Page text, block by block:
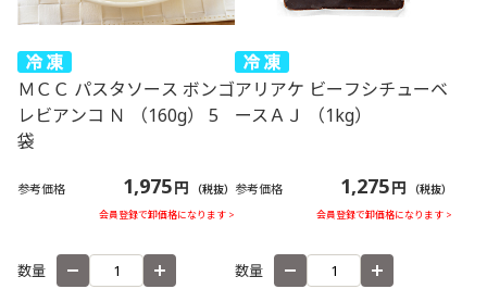
ＭＣＣ パスタソース ボンゴ
レビアンコ Ｎ （160g） 5
袋
参考価格 1,975円 （税抜）
会員登録で卸価格になります >
数量
アリアケ ビーフシチューベ
ースＡＪ （1kg）
参考価格 1,275円 （税抜）
会員登録で卸価格になります >
数量